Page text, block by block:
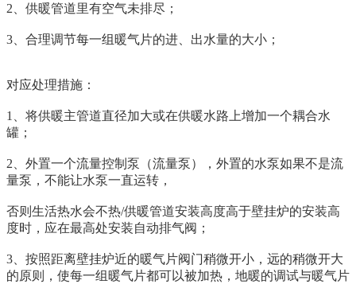
2、供暖管道里有空气未排尽；
3、合理调节每一组暖气片的进、出水量的大小；
对应处理措施：
1、将供暖主管道直径加大或在供暖水路上增加一个耦合水
罐；
2、外置一个流量控制泵（流量泵），外置的水泵如果不是流
量泵，不能让水泵一直运转，
否则生活热水会不热/供暖管道安装高度高于壁挂炉的安装高
度时，应在最高处安装自动排气阀；
3、按照距离壁挂炉近的暖气片阀门稍微开小，远的稍微开大
的原则，使每一组暖气片都可以被加热，地暖的调试与暖气片